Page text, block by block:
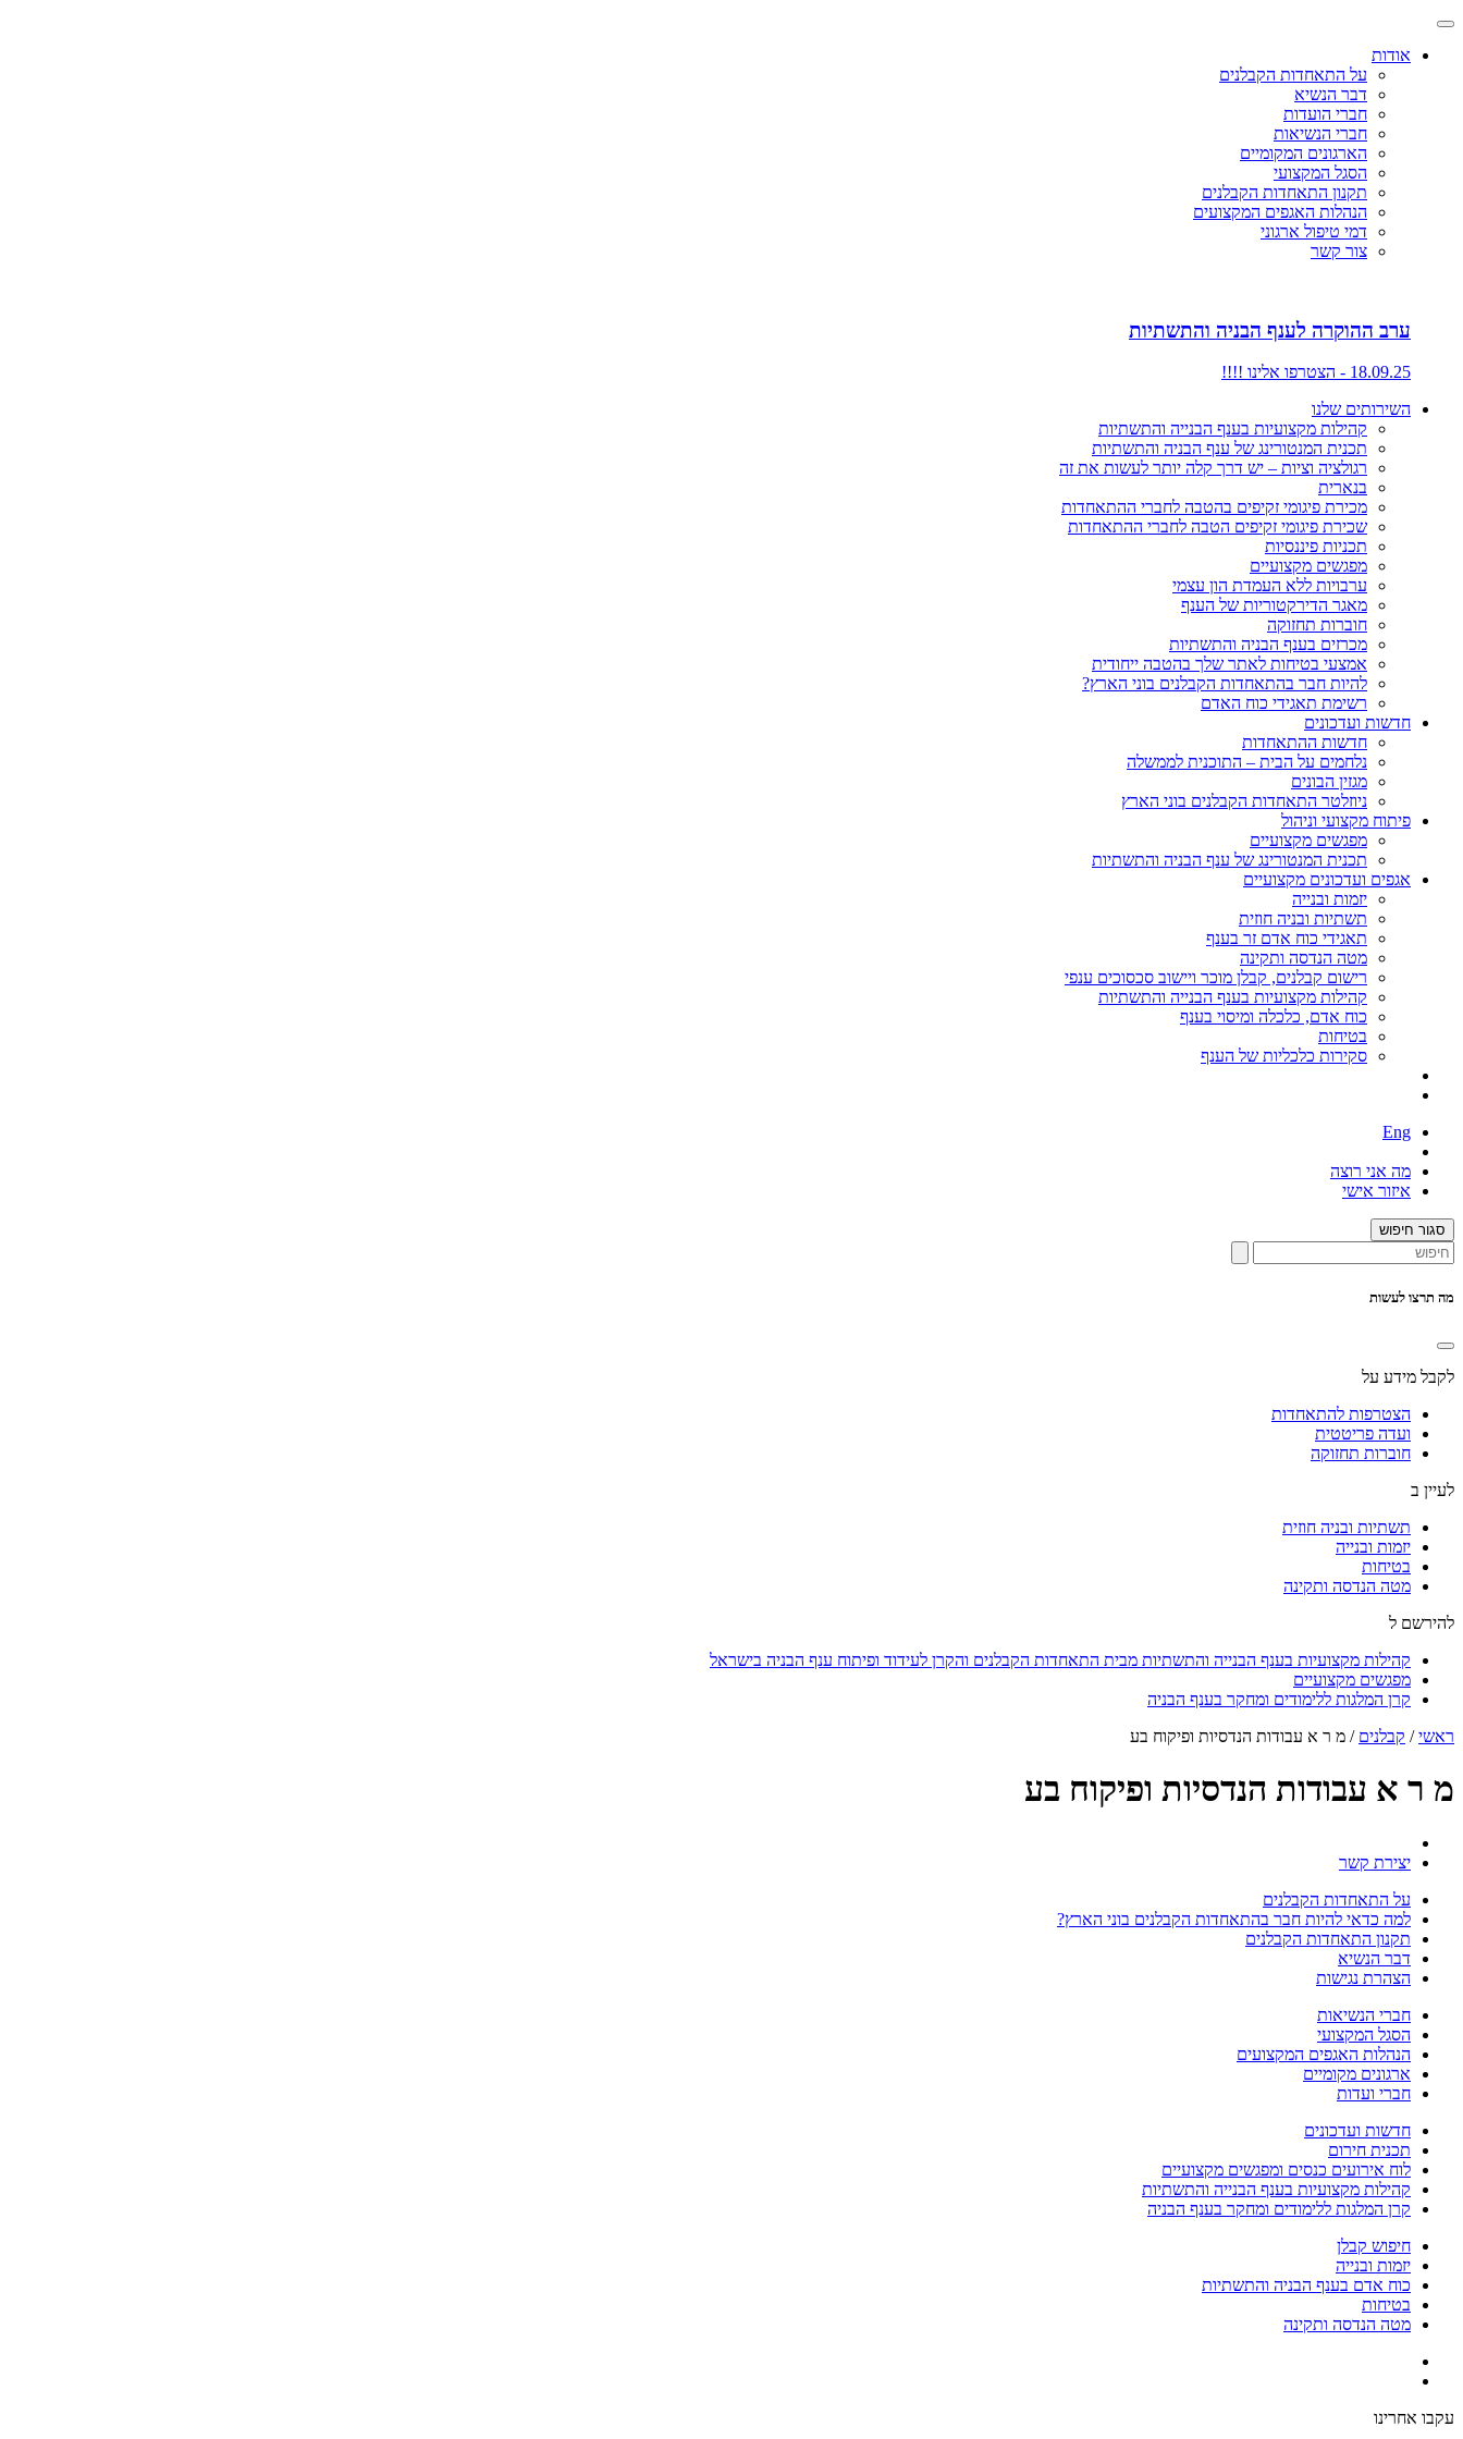
אודות
על התאחדות הקבלנים
דבר הנשיא
חברי הועדות
חברי הנשיאות
הארגונים המקומיים
הסגל המקצועי
תקנון התאחדות הקבלנים
הנהלות האגפים המקצועים
דמי טיפול ארגוני
צור קשר
ערב ההוקרה לענף הבניה והתשתיות
18.09.25 - הצטרפו אלינו !!!!
השירותים שלנו
קהילות מקצועיות בענף הבנייה והתשתיות
תכנית המנטורינג של ענף הבניה והתשתיות
רגולציה וציות – יש דרך קלה יותר לעשות את זה
בנארית
מכירת פיגומי זקיפים בהטבה לחברי ההתאחדות
שכירת פיגומי זקיפים הטבה לחברי ההתאחדות
תכניות פיננסיות
מפגשים מקצועיים
ערבויות ללא העמדת הון עצמי
מאגר הדירקטוריות של הענף
חוברות תחזוקה
מכרזים בענף הבניה והתשתיות
אמצעי בטיחות לאתר שלך בהטבה ייחודית
להיות חבר בהתאחדות הקבלנים בוני הארץ?
רשימת תאגידי כוח האדם
חדשות ועדכונים
חדשות ההתאחדות
נלחמים על הבית – התוכנית לממשלה
מגזין הבונים
ניוזלטר התאחדות הקבלנים בוני הארץ
פיתוח מקצועי וניהול
מפגשים מקצועיים
תכנית המנטורינג של ענף הבניה והתשתיות
אגפים ועדכונים מקצועיים
יזמות ובנייה
תשתיות ובניה חוזית
תאגידי כוח אדם זר בענף
מטה הנדסה ותקינה
רישום קבלנים, קבלן מוכר ויישוב סכסוכים ענפי
קהילות מקצועיות בענף הבנייה והתשתיות
כוח אדם, כלכלה ומיסוי בענף
בטיחות
סקירות כלכליות של הענף
Eng
מה אני רוצה
איזור אישי
סגור חיפוש
מה תרצו לעשות
לקבל מידע על
הצטרפות להתאחדות
ועדה פריטטית
חוברות תחזוקה
לעיין ב
תשתיות ובניה חוזית
יזמות ובנייה
בטיחות
מטה הנדסה ותקינה
להירשם ל
קהילות מקצועיות בענף הבנייה והתשתיות מבית התאחדות הקבלנים והקרן לעידוד ופיתוח ענף הבניה בישראל
מפגשים מקצועיים
קרן המלגות ללימודים ומחקר בענף הבניה
ראשי/ קבלנים / מ ר א עבודות הנדסיות ופיקוח בע
מ ר א עבודות הנדסיות ופיקוח בע
יצירת קשר
על התאחדות הקבלנים
למה כדאי להיות חבר בהתאחדות הקבלנים בוני הארץ?
תקנון התאחדות הקבלנים
דבר הנשיא
הצהרת נגישות
חברי הנשיאות
הסגל המקצועי
הנהלות האגפים המקצועים
ארגונים מקומיים
חברי ועדות
חדשות ועדכונים
תכנית חירום
לוח אירועים כנסים ומפגשים מקצועיים
קהילות מקצועיות בענף הבנייה והתשתיות
קרן המלגות ללימודים ומחקר בענף הבניה
חיפוש קבלן
יזמות ובנייה
כוח אדם בענף הבניה והתשתיות
בטיחות
מטה הנדסה ותקינה
עקבו אחרינו